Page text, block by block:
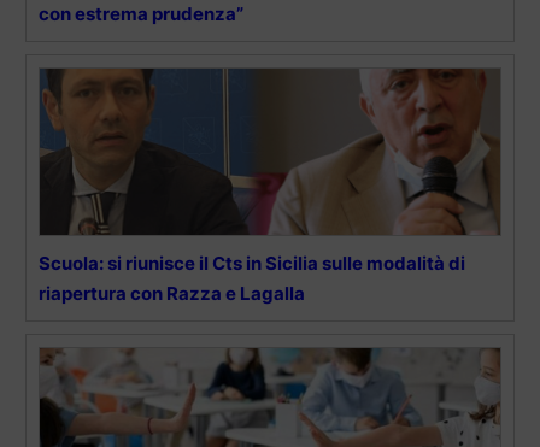
con estrema prudenza”
Scuola: si riunisce il Cts in Sicilia sulle modalità di
riapertura con Razza e Lagalla